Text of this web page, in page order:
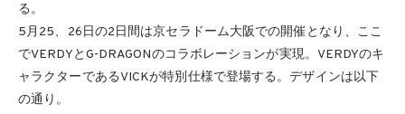
る。
5月25、26日の2日間は京セラドーム⼤阪での開催となり、ここ
でVERDYとG-DRAGONのコラボレーションが実現。VERDYのキ
ャラクターであるVICKが特別仕様で登場する。デザインは以下
の通り。